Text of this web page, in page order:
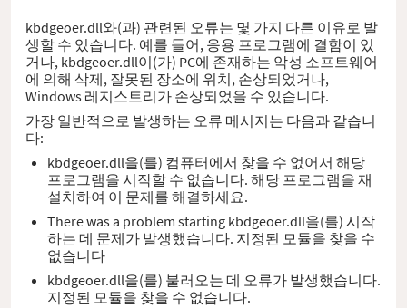
kbdgeoer.dll와(과) 관련된 오류는 몇 가지 다른 이유로 발
생할 수 있습니다. 예를 들어, 응용 프로그램에 결함이 있
거나, kbdgeoer.dll이(가) PC에 존재하는 악성 소프트웨어
에 의해 삭제, 잘못된 장소에 위치, 손상되었거나,
Windows 레지스트리가 손상되었을 수 있습니다.
가장 일반적으로 발생하는 오류 메시지는 다음과 같습니
다:
kbdgeoer.dll을(를) 컴퓨터에서 찾을 수 없어서 해당
프로그램을 시작할 수 없습니다. 해당 프로그램을 재
설치하여 이 문제를 해결하세요.
There was a problem starting kbdgeoer.dll을(를) 시작
하는 데 문제가 발생했습니다. 지정된 모듈을 찾을 수
없습니다
kbdgeoer.dll을(를) 불러오는 데 오류가 발생했습니다.
지정된 모듈을 찾을 수 없습니다.